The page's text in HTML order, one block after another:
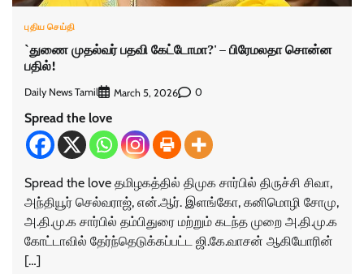
புதிய செய்தி
`துணை முதல்வர் பதவி கேட்டோமா?' – பிரேமலதா சொன்ன
பதில்!
Daily News Tamil March 5, 2026 0
Spread the love
Spread the love தமிழகத்தில் திமுக சார்பில் திருச்சி சிவா,
அந்தியூர் செல்வராஜ், என்.ஆர். இளங்கோ, கனிமொழி சோமு,
அ.தி.மு.க சார்பில் தம்பிதுரை மற்றும் கடந்த முறை அ.தி.மு.க
கோட்டாவில் தேர்ந்தெடுக்கப்பட்ட ஜி.கே.வாசன் ஆகியோரின்
[…]